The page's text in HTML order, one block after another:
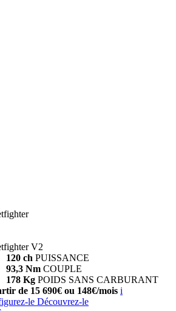
V2
120 ch PUISSANCE
93,3 Nm COUPLE
178 Kg POIDS SANS CARBURANT
de 15 690€ ou 148€/mois i
le Découvrez-le